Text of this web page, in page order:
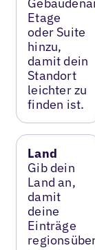
Etage
oder Suite
hinzu,
damit dein
Standort
leichter zu
finden ist.
Land
Gib dein
Land an,
damit
deine
Einträge